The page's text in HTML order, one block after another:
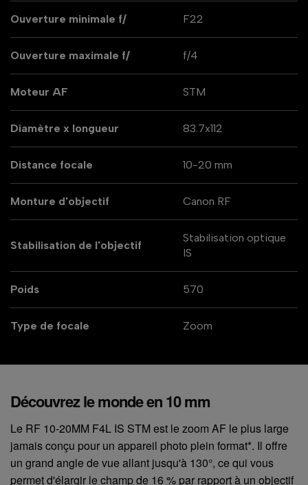
Ouverture minimale f/ F22
Ouverture maximale f/ f/4
Moteur AF STM
Diamètre x longueur 83.7x112
Distance focale 10-20 mm
Monture d'objectif Canon RF
Stabilisation de l'objectif
Stabilisation optique
IS
Poids 570
Type de focale Zoom
Découvrez le monde en 10 mm
Le RF 10-20MM F4L IS STM est le zoom AF le plus large
jamais conçu pour un appareil photo plein format*. Il offre
un grand angle de vue allant jusqu'à 130°, ce qui vous
permet d'élargir le champ de 16 % par rapport à un objectif